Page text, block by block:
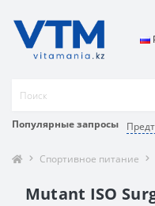
Популярные запросы
Спортивное питание
Mutant ISO